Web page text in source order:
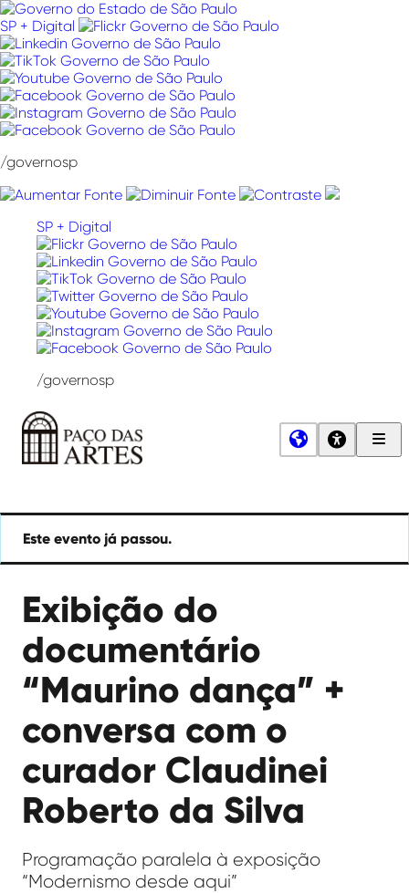
Pular
para
o
conteúdo
SP + Digital
/governosp
SP + Digital
/governosp
Artes
Este evento já passou.
Exibição do
documentário
“Maurino dança” +
conversa com o
curador Claudinei
Roberto da Silva
Programação paralela à exposição
“Modernismo desde aqui”